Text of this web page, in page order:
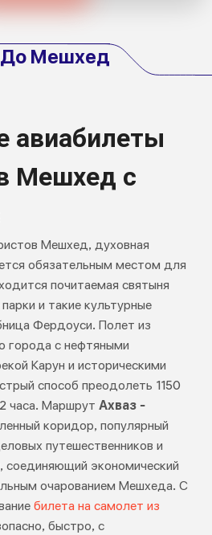
До Мешхед
авиабилеты
Мешхед с
Мешхед, духовная
обязательным местом для
почитаемая святыня
и такие культурные
Фердоуси. Полет из
города с нефтяными
Карун и историческими
способ преодолеть 1150
часа. Маршрут Ахваз -
коридор, популярный
путешественников и
соединяющий экономический
очарованием Мешхеда. С
билета на самолет из
быстро, с